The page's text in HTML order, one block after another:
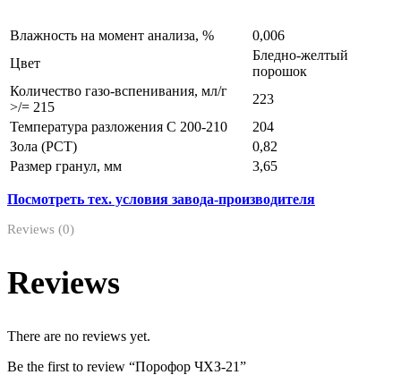
Влажность на момент анализа, %
0,006
Цвет
Бледно-желтый
порошок
Количество газо-вспенивания, мл/г
>/= 215
223
Температура разложения С 200-210
204
Зола (PCT)
0,82
Размер гранул, мм
3,65
Посмотреть тех. условия завода-производителя
Reviews (0)
Reviews
There are no reviews yet.
Be the first to review “Порофор ЧХЗ-21”